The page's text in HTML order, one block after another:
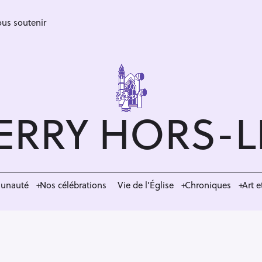
soutenir
HORS-
Nos célébrations Vie de l’Église Chroniques Art